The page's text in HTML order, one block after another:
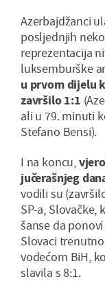
Azerbajdžanci
posljednjih
reprezentacija
luksemburške
u prvom dijelu
završilo 1:1
ali u 79. minuti
Stefano Bensi).
I na koncu,
jučerašnjeg
vodili su
SP-a,
šanse da
Slovaci
vodećom BiH,
slavila s 8:1.